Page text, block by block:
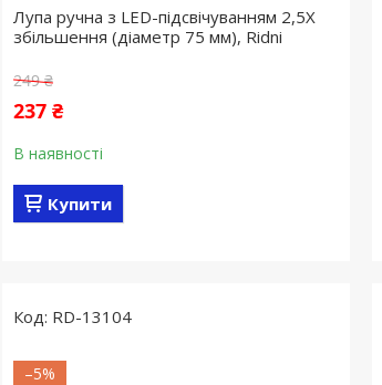
Лупа ручна з LED-підсвічуванням 2,5X
збільшення (діаметр 75 мм), Ridni
249 ₴
237 ₴
В наявності
Купити
RD-13104
–5%